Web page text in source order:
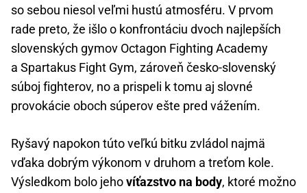
so sebou niesol veľmi hustú atmosféru. V prvom
rade preto, že išlo o konfrontáciu dvoch najlepších
slovenských gymov Octagon Fighting Academy
a Spartakus Fight Gym, zároveň česko-slovenský
súboj fighterov, no a prispeli k tomu aj slovné
provokácie oboch súperov ešte pred vážením.
Ryšavý napokon túto veľkú bitku zvládol najmä
vďaka dobrým výkonom v druhom a treťom kole.
Výsledkom bolo jehovíťazstvo na body, ktoré možno